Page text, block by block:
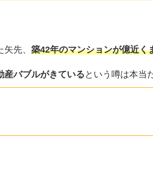
先、 築42年のマンションが億近く
産バブルがきている という噂は本当